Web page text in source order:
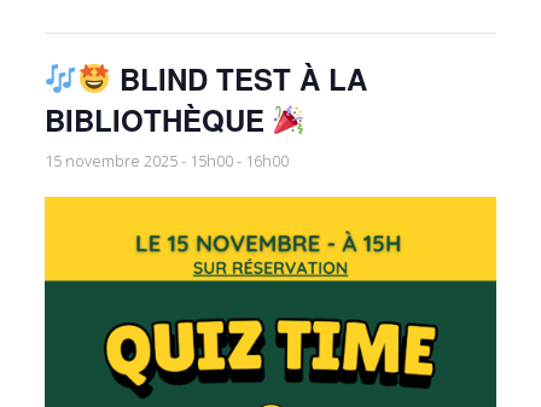
BLIND TEST À LA
BIBLIOTHÈQUE
15 novembre 2025 - 15h00- 16h00